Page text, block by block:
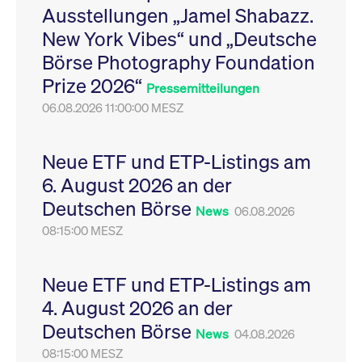
Ausstellungen „Jamel Shabazz.
New York Vibes“ und „Deutsche
Börse Photography Foundation
Prize 2026“ Pressemitteilungen
06.08.2026 11:00:00 MESZ
Neue ETF und ETP-Listings am
6. August 2026 an der
Deutschen Börse News 06.08.2026
08:15:00 MESZ
Neue ETF und ETP-Listings am
4. August 2026 an der
Deutschen Börse News 04.08.2026
08:15:00 MESZ
Leistung der Website
zu messen. Es handelt
sich um ein Muster-
Cookie, bei dem auf
das Präfix _pk_ses
eine kurze Reihe von
VISITOR_PRIVACY_METADATA
YouTube
.youtube.com
6
Monate
Dieses Cookie dient
Speicherung der
Einwilligungs- und
des Nutzers für ihre
Interaktion mit der
Sitzungen geehrt